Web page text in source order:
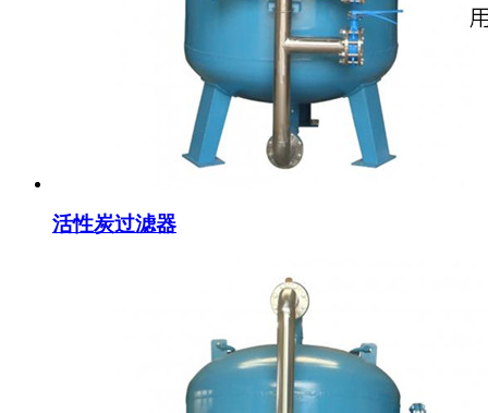
活性炭过滤器